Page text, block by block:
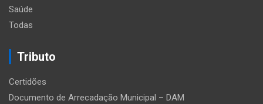
Saúde
Todas
Tributo
Certidões
Documento de Arrecadação Municipal – DAM